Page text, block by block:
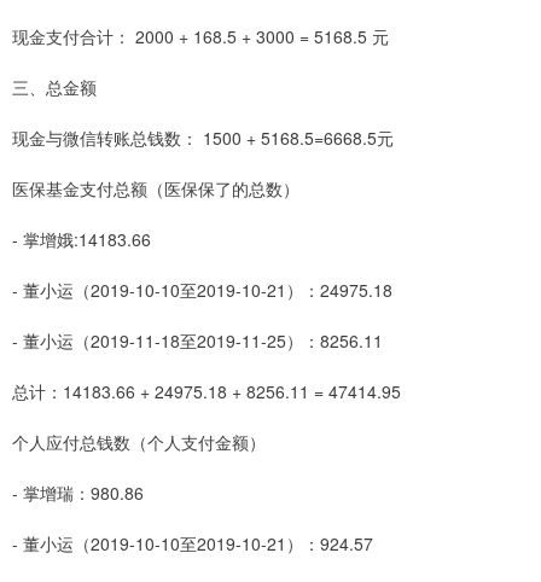
现金支付合计： 2000 + 168.5 + 3000 = 5168.5 元
三、总金额
现金与微信转账总钱数： 1500 + 5168.5=6668.5元
医保基金支付总额（医保保了的总数）
- 掌增娥:14183.66
- 董小运（2019-10-10至2019-10-21）：24975.18
- 董小运（2019-11-18至2019-11-25）：8256.11
总计：14183.66 + 24975.18 + 8256.11 = 47414.95
个人应付总钱数（个人支付金额）
- 掌增瑞：980.86
- 董小运（2019-10-10至2019-10-21）：924.57